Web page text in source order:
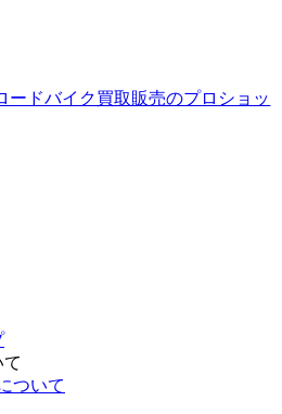
ードバイク買取販売のプロショッ
ついて